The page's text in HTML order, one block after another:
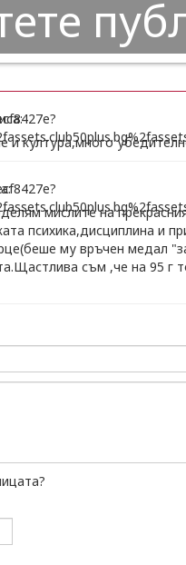
култура,много
мислите на
психика,дисциплина и
му връчен медал
съм ,че на 95 г